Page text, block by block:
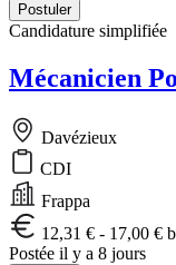
Postuler
Candidature simplifiée
Mécanicien
Davézieux
CDI
Frappa
12,31 € - 17,00 €
Postée il y a 8 jours